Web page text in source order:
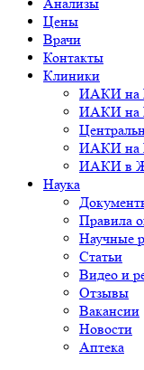
Цены
Врачи
Контакты
Клиники
ИАКИ на
ИАКИ на
ИАКИ на
ИАКИ в
Наука
Правила
Научные
Статьи
Видео и
Отзывы
Вакансии
Новости
Аптека